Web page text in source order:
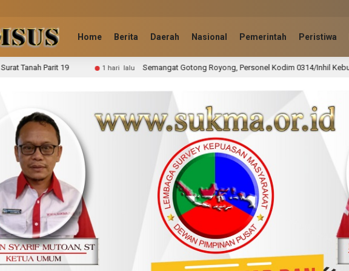
Home Berita Daerah Nasional Pemerintah Peristiwa
1 hari lalu Semangat Gotong Royong, Personel Kodim 0314/Inhil Kebut Pembangunan Jembatan